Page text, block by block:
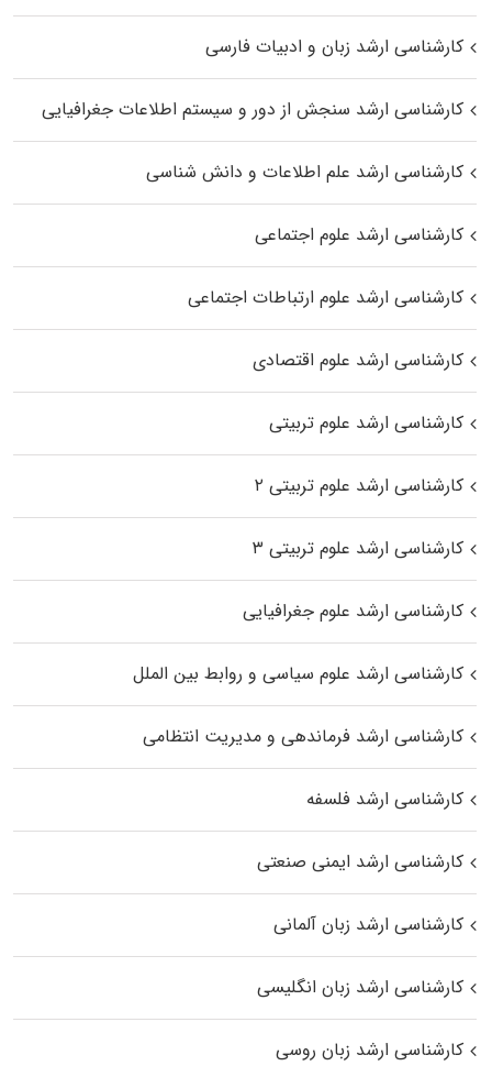
کارشناسی ارشد زبان و ادبیات فارسی
کارشناسی ارشد سنجش از دور و سیستم اطلاعات جغرافیایی
کارشناسی ارشد علم اطلاعات و دانش شناسی
کارشناسی ارشد علوم اجتماعی
کارشناسی ارشد علوم ارتباطات اجتماعی
کارشناسی ارشد علوم اقتصادی
کارشناسی ارشد علوم تربیتی
کارشناسی ارشد علوم تربیتی ۲
کارشناسی ارشد علوم تربیتی ۳
کارشناسی ارشد علوم جغرافیایی
کارشناسی ارشد علوم سیاسی و روابط بین الملل
کارشناسی ارشد فرماندهی و مدیریت انتظامی
کارشناسی ارشد فلسفه
کارشناسی ارشد ایمنی صنعتی
کارشناسی ارشد زبان آلمانی
کارشناسی ارشد زبان انگلیسی
کارشناسی ارشد زبان روسی